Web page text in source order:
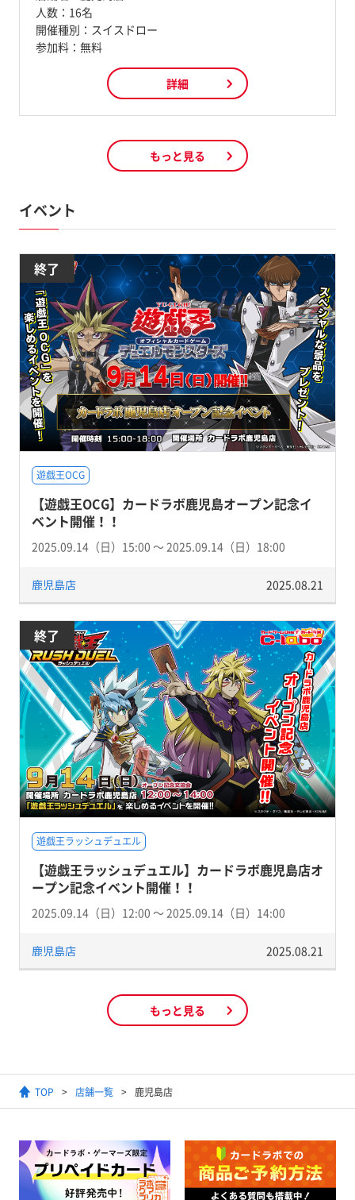
人数： 16名
開催種別： スイスドロー
参加料： 無料
詳細
もっと見る
イベント
終了
遊戯王OCG
【遊戯王OCG】カードラボ鹿児島オープン記念イ
ベント開催！！
2025.09.14（日）15:00 〜 2025.09.14（日）18:00
鹿児島店 2025.08.21
終了
遊戯王ラッシュデュエル
【遊戯王ラッシュデュエル】カードラボ鹿児島店オ
ープン記念イベント開催！！
2025.09.14（日）12:00 〜 2025.09.14（日）14:00
鹿児島店 2025.08.21
もっと見る
TOP 店舗一覧 鹿児島店